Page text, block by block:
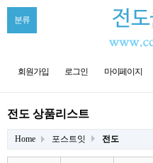
분류
회원가입 로그인 마이페이지
전도 상품리스트
Home 포스트잇 전도